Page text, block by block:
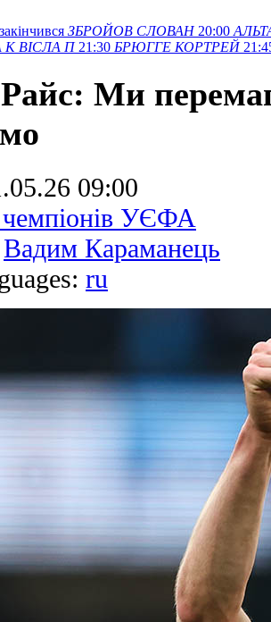
закінчився ЗБРОЙОВ СЛОВАН 20:00
K ВІСЛА П 21:30 БРЮГГЕ КОРТРЕЙ
Ми
09:00
чемпіонів УЄФА
Вадим Караманець
ru